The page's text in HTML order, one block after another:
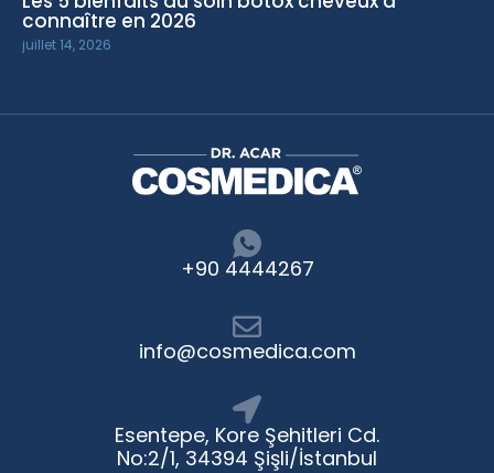
connaître en 2026
juillet 14, 2026
+90 4444267
info@cosmedica.com
Esentepe, Kore Şehitleri Cd.
No:2/1, 34394 Şişli/İstanbul